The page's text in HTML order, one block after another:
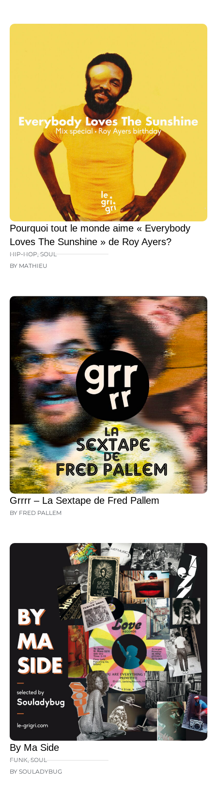
Pourquoi tout le monde aime « Everybody
Loves The Sunshine » de Roy Ayers?
HIP-HOP,SOUL
BY MATHIEU
Grrrr – La Sextape de Fred Pallem
BY FRED PALLEM
By Ma Side
FUNK,SOUL
BY SOULADYBUG